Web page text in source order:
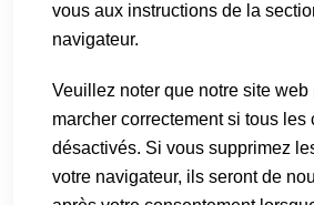
vous aux instructions de la
navigateur.
Veuillez noter que notre site web
marcher correctement si tous les
désactivés. Si vous supprimez
votre navigateur, ils seront de